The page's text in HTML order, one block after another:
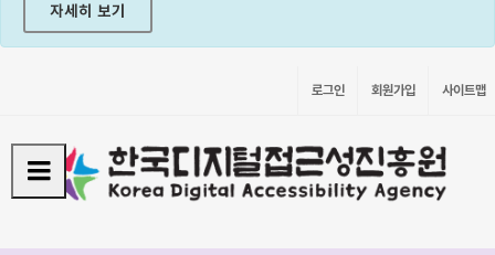
자세히 보기
로그인 회원가입 사이트맵